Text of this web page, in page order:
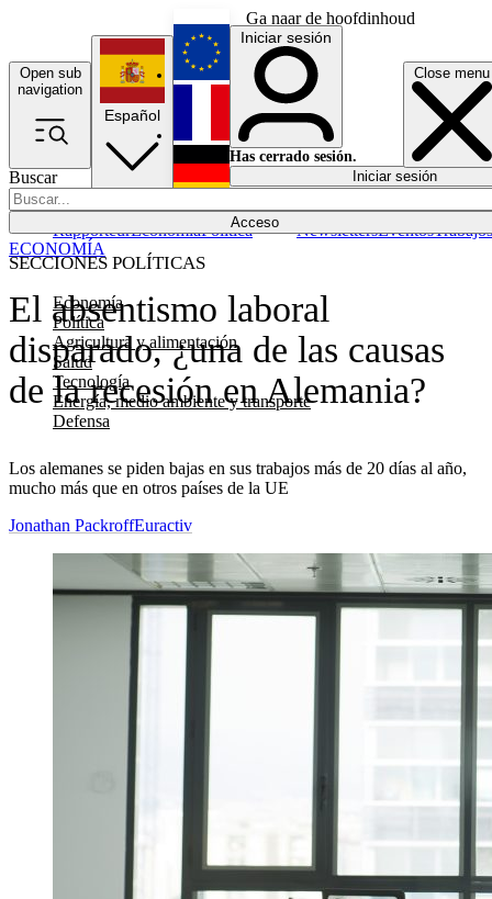
Ga naar de hoofdinhoud
Open sub
navigation
Close menu
Buscar
Acceso
SECCIONES POLÍTICAS
Economía
Política
Agricultura y alimentación
Salud
Tecnología
Energía, medio ambiente y transporte
Defensa
RapporteurEconomíaPolítica NewslettersEventosTrabajos
Español
English
Français
Iniciar sesión
Has cerrado sesión.
Iniciar sesión
El absentismo laboral
disparado, ¿una de las causas
de la recesión en Alemania?
Los alemanes se piden bajas en sus trabajos más de 20 días al año,
mucho más que en otros países de la UE
ECONOMÍA
Jonathan PackroffEuractiv